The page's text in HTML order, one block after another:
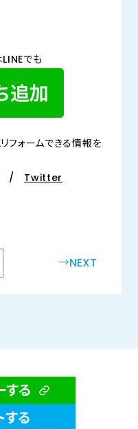
でも
フォームできる情報を
/ Twitter
→NEXT
する
する